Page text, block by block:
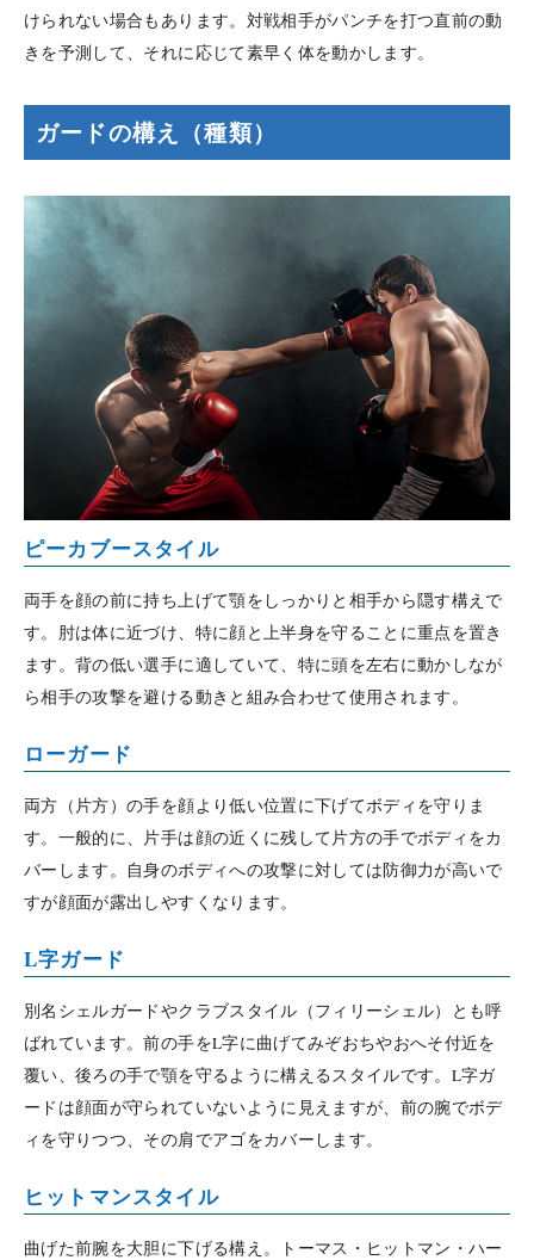
けられない場合もあります。対戦相手がパンチを打つ直前の動
きを予測して、それに応じて素早く体を動かします。
ガードの構え（種類）
ピーカブースタイル
両手を顔の前に持ち上げて顎をしっかりと相手から隠す構えで
す。肘は体に近づけ、特に顔と上半身を守ることに重点を置き
ます。背の低い選手に適していて、特に頭を左右に動かしなが
ら相手の攻撃を避ける動きと組み合わせて使用されます。
ローガード
両方（片方）の手を顔より低い位置に下げてボディを守りま
す。一般的に、片手は顔の近くに残して片方の手でボディをカ
バーします。自身のボディへの攻撃に対しては防御力が高いで
すが顔面が露出しやすくなります。
L字ガード
別名シェルガードやクラブスタイル（フィリーシェル）とも呼
ばれています。前の手をL字に曲げてみぞおちやおへそ付近を
覆い、後ろの手で顎を守るように構えるスタイルです。L字ガ
ードは顔面が守られていないように見えますが、前の腕でボデ
ィを守りつつ、その肩でアゴをカバーします。
ヒットマンスタイル
曲げた前腕を大胆に下げる構え。トーマス・ヒットマン・ハー